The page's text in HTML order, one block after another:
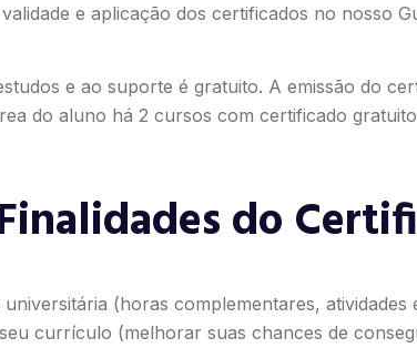
e aplicação dos certificados no nosso
e ao suporte é gratuito. A emissão do
do aluno há 2 cursos com certificado
do
universitária (horas complementares, atividades
currículo (melhorar suas chances de